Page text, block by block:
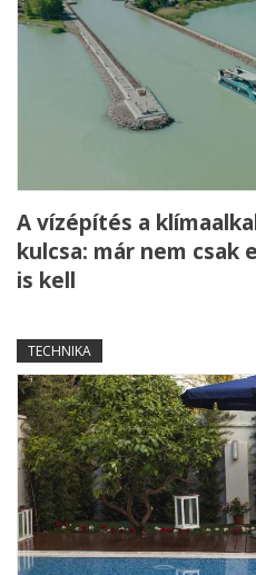
A vízépítés a
kulcsa: már nem
is kell
TECHNIKA